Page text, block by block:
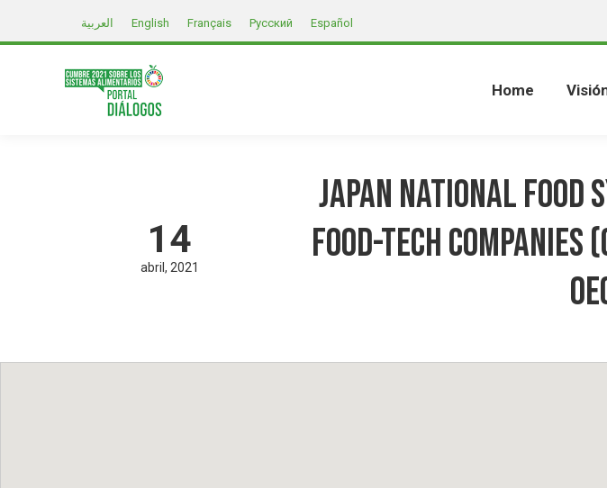
العربية English Français Русский Español
Home
14
abril 2021
Japan National Food
Food-Tech companies